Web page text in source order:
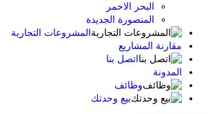
البحر الاحمر
المنصورة الجديدة
المشروعات التجارية
مقارنة المشاريع
اتصل بنا
المدونة
وظائف
بيع وحدتك